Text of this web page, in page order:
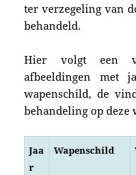
ter verzegeling van
behandeld.
Hier volgt een
afbeeldingen met
wapenschild, de
behandeling op deze
Jaa
r
Wapenschild